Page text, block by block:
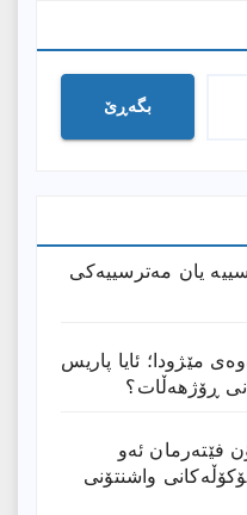
بگەڕێ
یان مەترسییەکی
مێژودا؛ ئایا پاریس
ڕۆژھەڵات؟
فێتەرمان ئەو
واشنتۆنی